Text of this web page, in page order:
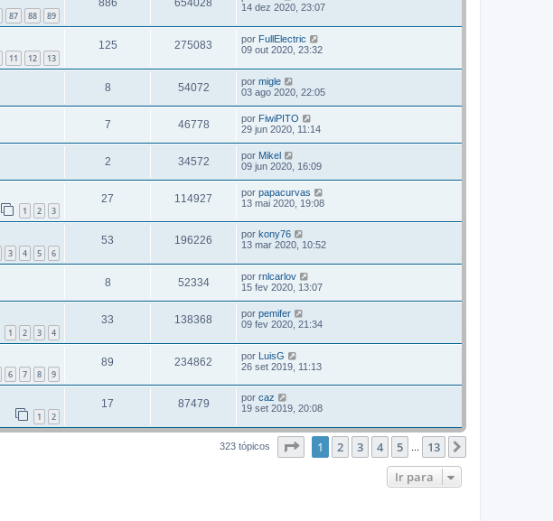
87 88 89
886 654028
14 dez 2020, 23:07
11 12 13
125 275083 por FullElectric
09 out 2020, 23:32
8 54072 por migle
03 ago 2020, 22:05
7 46778 por FiwiPITO
29 jun 2020, 11:14
2 34572 por Mikel
09 jun 2020, 16:09
1 2 3
27 114927 por papacurvas
13 mai 2020, 19:08
3 4 5 6
53 196226 por kony76
13 mar 2020, 10:52
8 52334 por rnlcarlov
15 fev 2020, 13:07
1 2 3 4
33 138368 por pemifer
09 fev 2020, 21:34
6 7 8 9
89 234862 por LuisG
26 set 2019, 11:13
1 2
17 87479 por caz
19 set 2019, 20:08
323 tópicos Página1 de 13
1 2 3 4 5 13
Ir para